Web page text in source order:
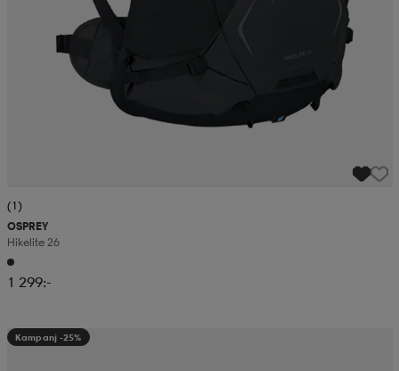
(1)
OSPREY
Hikelite 26
1 299:-
Kampanj -25%